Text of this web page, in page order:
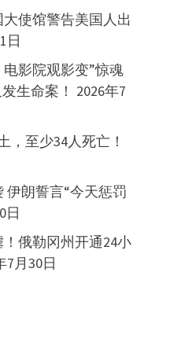
使馆警告美国人出
日
影院观影变”惊魂
生命案！ 2026年7
，至少34人死亡！
伊朗誓言“今天惩罚
日
俄勒冈州开通24小
7月30日